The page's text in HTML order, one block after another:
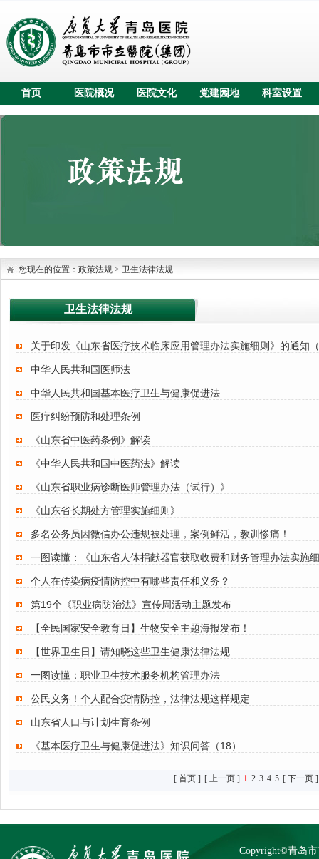
首页 医院概况 医院文化 党建园地 科室设置
您现在的位置：政策法规 > 卫生法律法规
卫生法律法规
关于印发《山东省医疗技术临床应用管理办法实施细则》的通知
中华人民共和国医师法
中华人民共和国基本医疗卫生与健康促进法
医疗纠纷预防和处理条例
《山东省中医药条例》解读
《中华人民共和国中医药法》解读
《山东省职业病诊断医师管理办法（试行）》
《山东省长期处方管理实施细则》
多名公务员因微信办公违规被处理，案例鲜活，教训惨痛！
一图读懂：《山东省人体捐献器官获取收费和财务管理办法实施
个人在传染病疫情防控中有哪些责任和义务？
第19个《职业病防治法》宣传周活动主题发布
【全民国家安全教育日】生物安全主题海报发布！
【世界卫生日】请知晓这些卫生健康法律法规
一图读懂：职业卫生技术服务机构管理办法
公民义务！个人配合疫情防控，法律法规这样规定
山东省人口与计划生育条例
《基本医疗卫生与健康促进法》知识问答（18）
[ 首页 ] [ 上一页 ] 1 2 3 4 5 [ 下一页 ]
Copyright©青岛